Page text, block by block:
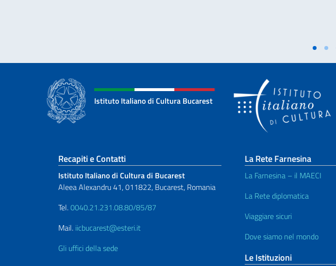
Istituto Italiano di Cultura Bucarest
Sezione footer
Recapiti e Contatti
Istituto Italiano di Cultura di Bucarest
Aleea Alexandru 41, 011822, Bucarest, Romania
Tel.0040.21.231.08.80/85/87
Mail. iicbucarest@esteri.it
Gli uffici della sede
La Rete Farnesina
La Farnesina – il MAECI
La Rete diplomatica
Viaggiare sicuri
Dove siamo nel mondo
Le Istituzioni